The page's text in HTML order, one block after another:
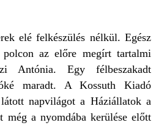
elé felkészülés nélkül. Egész
az előre megírt tartalmi
Antónia. Egy félbeszakadt
maradt. A Kossuth Kiadó
látott napvilágot a Háziállatok a
még a nyomdába kerülése előtt